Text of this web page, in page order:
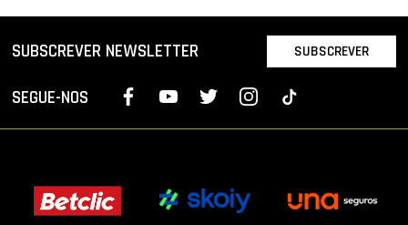
SUBSCREVER NEWSLETTER SUBSCREVER
SEGUE-NOS